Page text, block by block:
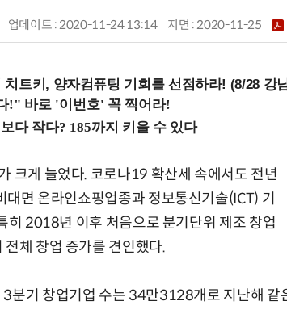
업데이트 : 2020-11-24 13:14 지면 :2020-11-25
트키, 양자컴퓨팅 기회를 선점하라! (8/28 강
크게 늘었다. 코로나19 확산세 속에서도 전년
면 온라인쇼핑업종과 정보통신기술(ICT) 기
히 2018년 이후 처음으로 분기단위 제조 창업
체 창업 증가를 견인했다.
분기 창업기업 수는 34만3128개로 지난해 같